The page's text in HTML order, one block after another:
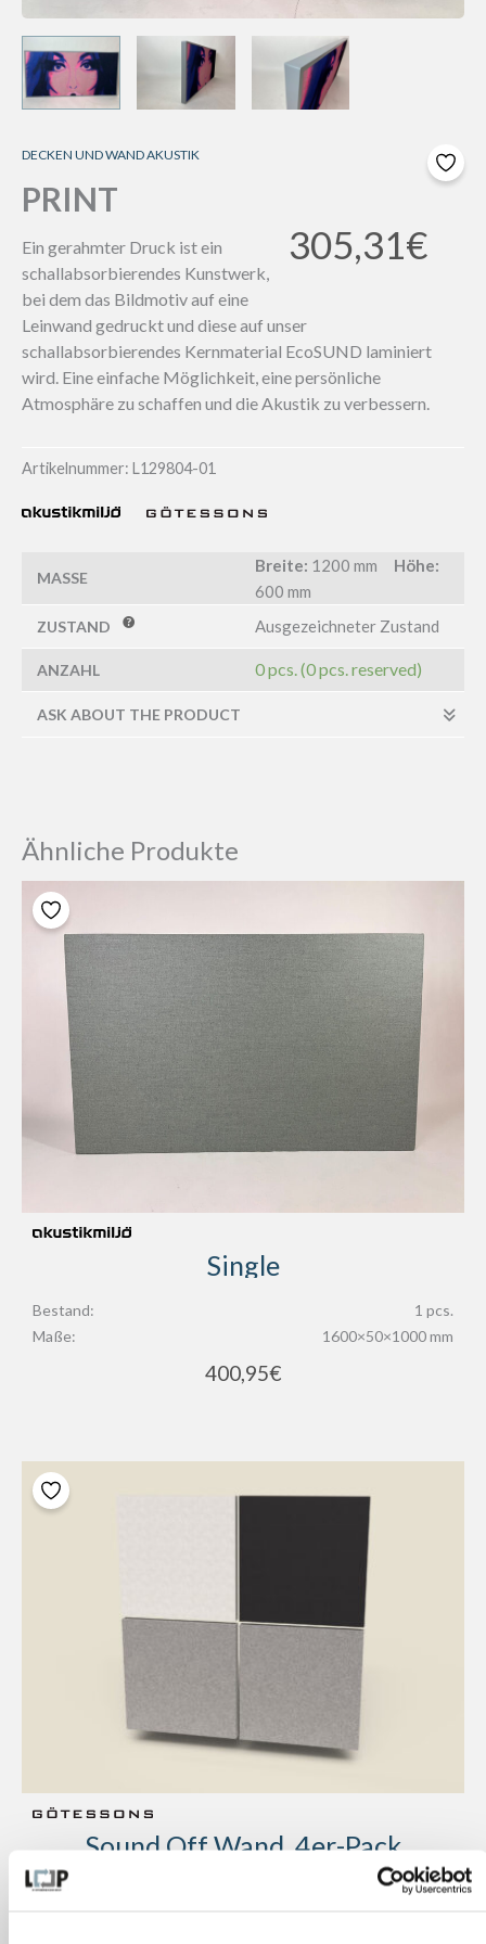
DECKEN UND WAND AKUSTIK
305,31€
PRINT
Ein gerahmter Druck ist ein
schallabsorbierendes Kunstwerk,
bei dem das Bildmotiv auf eine
Leinwand gedruckt und diese auf unser
schallabsorbierendes Kernmaterial EcoSUND laminiert
wird. Eine einfache Möglichkeit, eine persönliche
Atmosphäre zu schaffen und die Akustik zu verbessern.
Artikelnummer: L129804-01
MASSE
Breite: 1200 mm
Höhe:
600 mm
ZUSTAND Ausgezeichneter Zustand
ANZAHL 0 pcs. (0 pcs. reserved)
ASK ABOUT THE PRODUCT
Ähnliche Produkte
Single
Bestand:
1 pcs.
Maße:
1600×50×1000 mm
400,95€
Sound Off Wand, 4er-Pack
Bestand:
5 pcs.